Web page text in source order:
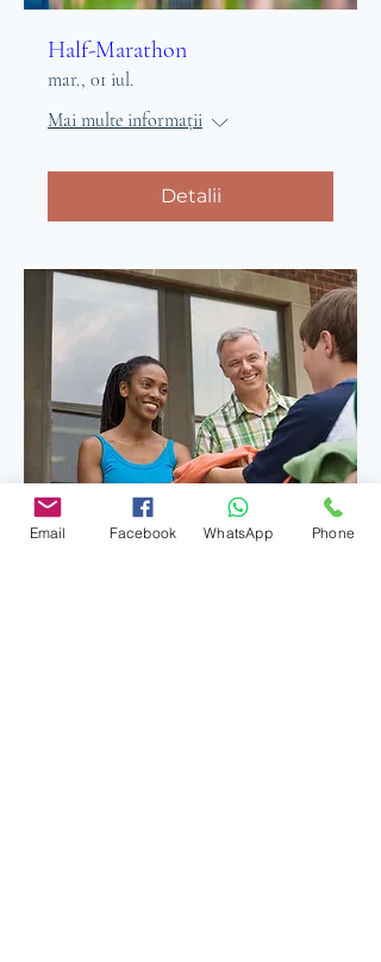
Half-Marathon
mar., 01 iul.
Mai multe informații
Detalii
Email Facebook WhatsApp Phone